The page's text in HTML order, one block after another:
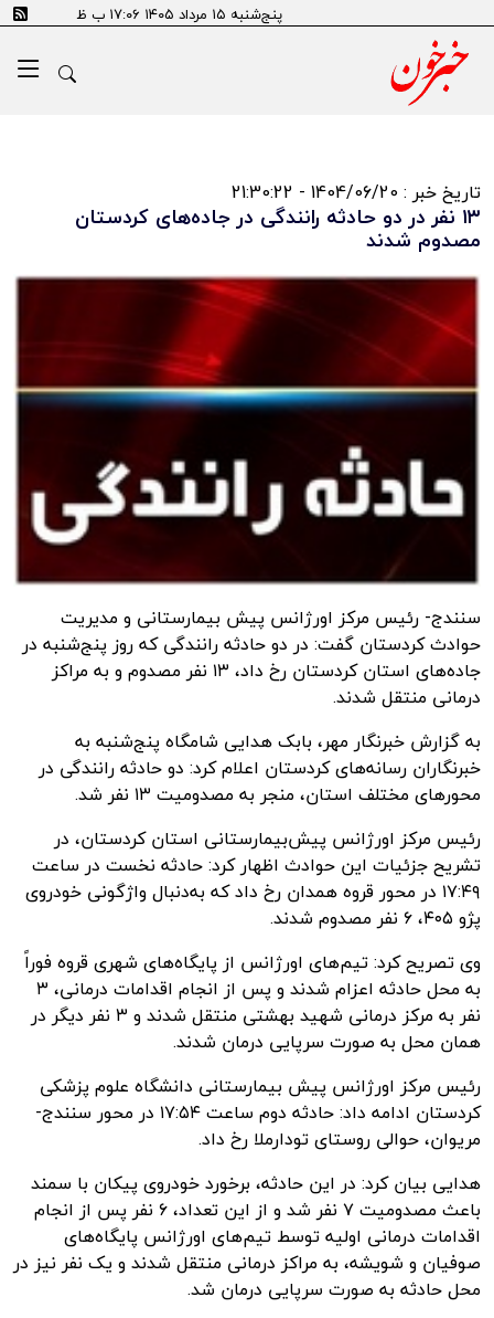
پنج‌شنبه ۱۵ مرداد ۱۴۰۵ ۱۷:۰۶ ب ظ
تاریخ خبر : 1404/06/20 - 21:30:22
۱۳ نفر در دو حادثه رانندگی در جاده‌های کردستان
مصدوم شدند
سنندج- رئیس مرکز اورژانس پیش بیمارستانی و مدیریت
حوادث کردستان گفت: در دو حادثه رانندگی که روز پنج‌شنبه در
جاده‌های استان کردستان رخ داد، ۱۳ نفر مصدوم و به مراکز
درمانی منتقل شدند.
به گزارش خبرنگار مهر، بابک هدایی شامگاه پنج‌شنبه به
خبرنگاران رسانه‌های کردستان اعلام کرد: دو حادثه رانندگی در
محورهای مختلف استان، منجر به مصدومیت ۱۳ نفر شد.
رئیس مرکز اورژانس پیش‌بیمارستانی استان کردستان، در
تشریح جزئیات این حوادث اظهار کرد: حادثه نخست در ساعت
۱۷:۴۹ در محور قروه همدان رخ داد که به‌دنبال واژگونی خودروی
پژو ۴۰۵، ۶ نفر مصدوم شدند.
وی تصریح کرد: تیم‌های اورژانس از پایگاه‌های شهری قروه فوراً
به محل حادثه اعزام شدند و پس از انجام اقدامات درمانی، ۳
نفر به مرکز درمانی شهید بهشتی منتقل شدند و ۳ نفر دیگر در
همان محل به صورت سرپایی درمان شدند.
رئیس مرکز اورژانس پیش بیمارستانی دانشگاه علوم پزشکی
کردستان ادامه داد: حادثه دوم ساعت ۱۷:۵۴ در محور سنندج-
مریوان، حوالی روستای تودارملا رخ داد.
هدایی بیان کرد: در این حادثه، برخورد خودروی پیکان با سمند
باعث مصدومیت ۷ نفر شد و از این تعداد، ۶ نفر پس از انجام
اقدامات درمانی اولیه توسط تیم‌های اورژانس پایگاه‌های
صوفیان و شویشه، به مراکز درمانی منتقل شدند و یک نفر نیز در
محل حادثه به صورت سرپایی درمان شد.